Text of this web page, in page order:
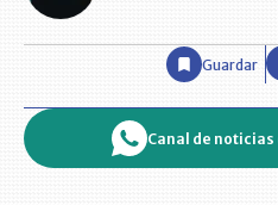
Guardar
Canal de